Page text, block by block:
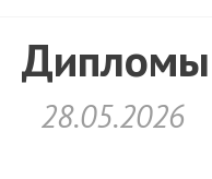
Дипломы
28.05.2026